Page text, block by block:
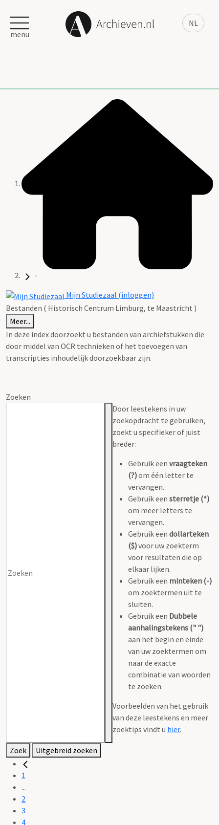
NL
menu
-
Mijn Studiezaal (inloggen)
Bestanden ( Historisch Centrum Limburg, te Maastricht )
Meer...
In deze index doorzoekt u bestanden van archiefstukken die
door middel van OCR technieken of het toevoegen van
transcripties inhoudelijk doorzoekbaar zijn.
Zoeken
Door leestekens in uw
zoekopdracht te gebruiken,
zoekt u specifieker of juist
breder:
Gebruik een vraagteken
(?)om één letter te
vervangen.
Gebruik een sterretje (*)
om meer letters te
vervangen.
Gebruik een dollarteken
($)voor uw zoekterm
voor resultaten die op
elkaar lijken.
Gebruik een minteken (-)
om zoektermen uit te
sluiten.
Gebruik een Dubbele
aanhalingstekens (" ")
aan het begin en einde
van uw zoektermen om
naar de exacte
combinatie van woorden
te zoeken.
Voorbeelden van het gebruik
van deze leestekens en meer
zoektips vindt u hier.
Zoek Uitgebreid zoeken
1
...
2
3
4